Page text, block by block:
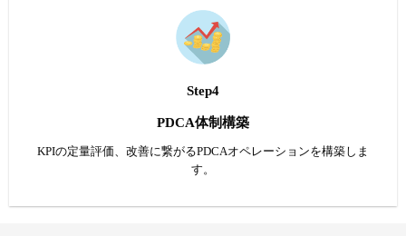
Step4
PDCA体制構築
KPIの定量評価、改善に繋がるPDCAオペレーションを構築しま
す。